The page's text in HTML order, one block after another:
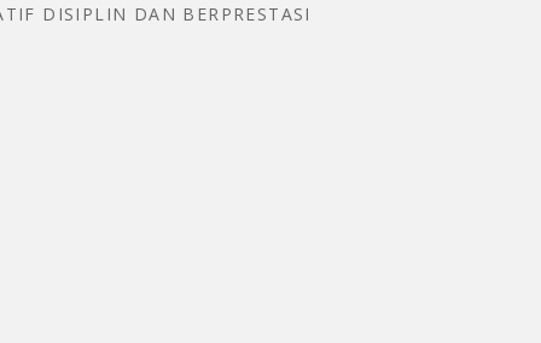
DISIPLIN DAN BERPRESTASI